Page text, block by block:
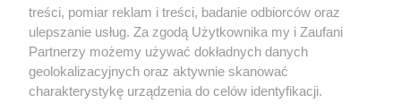
treści, pomiar reklam i treści, badanie odbiorców oraz
ulepszanie usług. Za zgodą Użytkownika my i Zaufani
Partnerzy możemy używać dokładnych danych
geolokalizacyjnych oraz aktywnie skanować
charakterystykę urządzenia do celów identyfikacji.